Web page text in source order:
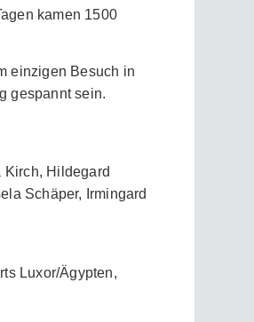
kamen 1500
einzigen Besuch in
gespannt sein.
Kirch, Hildegard
Schäper, Irmingard
Luxor/Ägypten,